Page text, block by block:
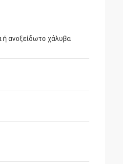
ή ανοξείδωτο χάλυβα